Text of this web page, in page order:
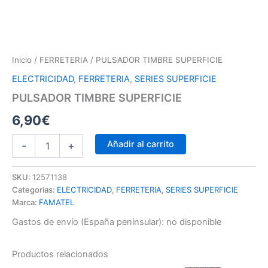
Inicio / FERRETERIA / PULSADOR TIMBRE SUPERFICIE
ELECTRICIDAD, FERRETERIA, SERIES SUPERFICIE
PULSADOR TIMBRE SUPERFICIE
6,90€
- + Añadir al carrito
SKU: 12571138
Categorías: ELECTRICIDAD, FERRETERIA, SERIES SUPERFICIE
Marca: FAMATEL
Gastos de envío (España peninsular): no disponible
Productos relacionados